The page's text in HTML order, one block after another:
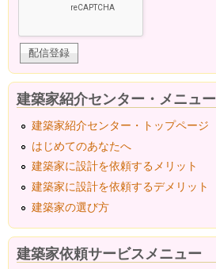
建築家紹介センター・メニュー
建築家紹介センター・トップページ
はじめてのあなたへ
建築家に設計を依頼するメリット
建築家に設計を依頼するデメリット
建築家の選び方
建築家依頼サービスメニュー